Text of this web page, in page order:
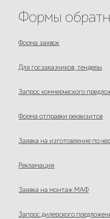
Формы
Форма заявок
Для госзаказчиков, тендеры
Запрос коммерческого
Форма отправки реквизитов
Заявка на изготовление по
Рекламация
Заявка на монтаж МАФ
Запрос дилерского